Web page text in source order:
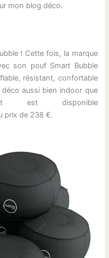
mon blog déco.
! Cette fois, la marque
son pouf Smart Bubble
résistant, confortable
aussi bien indoor que
est disponible
prix de 238 €.